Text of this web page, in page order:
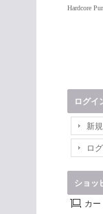
Hardcore
ログイ
新
ロ
ショッ
カ